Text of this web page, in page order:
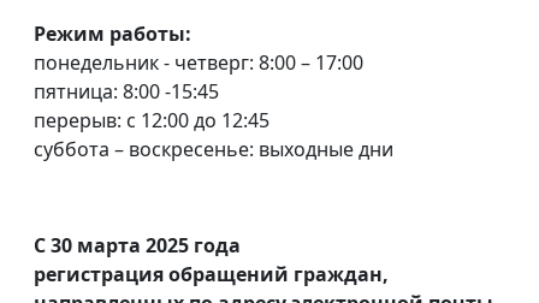
Режим работы:
понедельник - четверг: 8:00 – 17:00
пятница: 8:00 -15:45
перерыв: с 12:00 до 12:45
суббота – воскресенье: выходные дни
С 30 марта 2025 года
регистрация обращений граждан,